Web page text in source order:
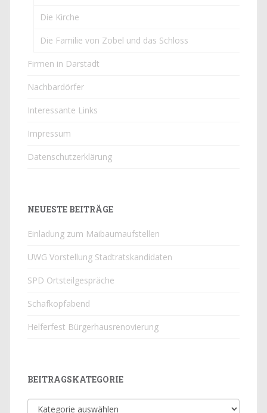
Die Kirche
Die Familie von Zobel und das Schloss
Firmen in Darstadt
Nachbardörfer
Interessante Links
Impressum
Datenschutzerklärung
NEUESTE BEITRÄGE
Einladung zum Maibaumaufstellen
UWG Vorstellung Stadtratskandidaten
SPD Ortsteilgespräche
Schafkopfabend
Helferfest Bürgerhausrenovierung
BEITRAGSKATEGORIE
Beitragskategorie